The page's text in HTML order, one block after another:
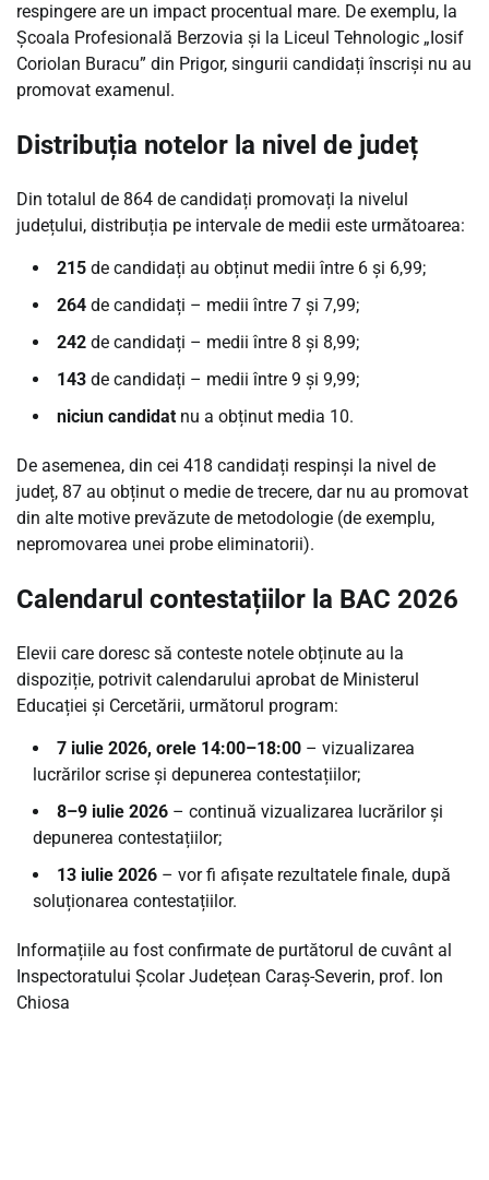
respingere are un impact procentual mare. De exemplu, la
Școala Profesională Berzovia și la Liceul Tehnologic „Iosif
Coriolan Buracu” din Prigor, singurii candidați înscriși nu au
promovat examenul.
Distribuția notelor la nivel de județ
Din totalul de 864 de candidați promovați la nivelul
județului, distribuția pe intervale de medii este următoarea:
215 de candidați au obținut medii între 6 și 6,99;
264 de candidați – medii între 7 și 7,99;
242 de candidați – medii între 8 și 8,99;
143 de candidați – medii între 9 și 9,99;
niciun candidat nu a obținut media 10.
De asemenea, din cei 418 candidați respinși la nivel de
județ, 87 au obținut o medie de trecere, dar nu au promovat
din alte motive prevăzute de metodologie (de exemplu,
nepromovarea unei probe eliminatorii).
Calendarul contestațiilor la BAC 2026
Elevii care doresc să conteste notele obținute au la
dispoziție, potrivit calendarului aprobat de Ministerul
Educației și Cercetării, următorul program:
7 iulie 2026, orele 14:00–18:00 – vizualizarea
lucrărilor scrise și depunerea contestațiilor;
8–9 iulie 2026 – continuă vizualizarea lucrărilor și
depunerea contestațiilor;
13 iulie 2026 – vor fi afișate rezultatele finale, după
soluționarea contestațiilor.
Informațiile au fost confirmate de purtătorul de cuvânt al
Inspectoratului Școlar Județean Caraș-Severin, prof. Ion
Chiosa